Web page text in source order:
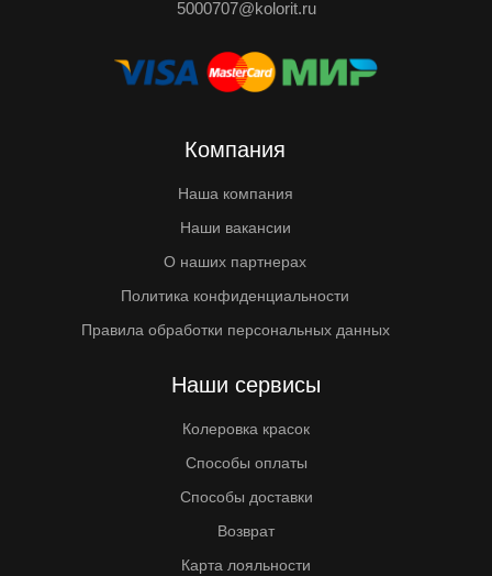
5000707@kolorit.ru
Компания
Наша компания
Наши вакансии
О наших партнерах
Политика конфиденциальности
Правила обработки персональных данных
Наши сервисы
Колеровка красок
Способы оплаты
Способы доставки
Возврат
Карта лояльности